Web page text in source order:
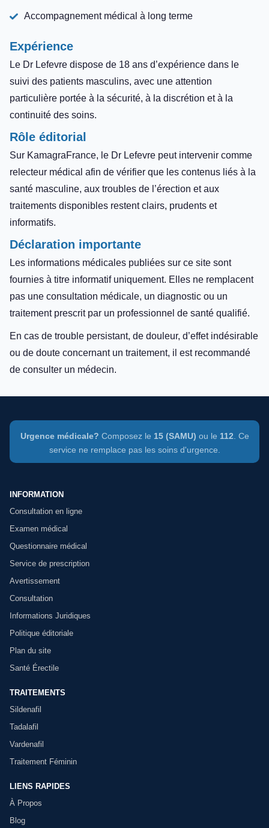
Accompagnement médical à long terme
Expérience
Le Dr Lefevre dispose de 18 ans d’expérience dans le
suivi des patients masculins, avec une attention
particulière portée à la sécurité, à la discrétion et à la
continuité des soins.
Rôle éditorial
Sur KamagraFrance, le Dr Lefevre peut intervenir comme
relecteur médical afin de vérifier que les contenus liés à la
santé masculine, aux troubles de l’érection et aux
traitements disponibles restent clairs, prudents et
informatifs.
Déclaration importante
Les informations médicales publiées sur ce site sont
fournies à titre informatif uniquement. Elles ne remplacent
pas une consultation médicale, un diagnostic ou un
traitement prescrit par un professionnel de santé qualifié.
En cas de trouble persistant, de douleur, d’effet indésirable
ou de doute concernant un traitement, il est recommandé
de consulter un médecin.
Urgence médicale? Composez le 15 (SAMU) ou le 112 . Ce
service ne remplace pas les soins d'urgence.
INFORMATION
Consultation en ligne
Examen médical
Questionnaire médical
Service de prescription
Avertissement
Consultation
Informations Juridiques
Politique éditoriale
Plan du site
Santé Érectile
TRAITEMENTS
Sildenafil
Tadalafil
Vardenafil
Traitement Féminin
LIENS RAPIDES
À Propos
Blog